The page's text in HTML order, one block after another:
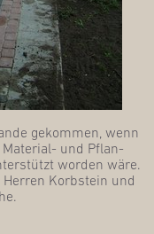
gekom­men, wenn
Mate­ri­al- und Pflan­
wor­den wäre.
Korb­stein und